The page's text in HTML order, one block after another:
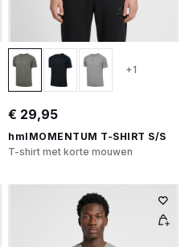
+1
€ 29,95
hmlMOMENTUM T-SHIRT S/S
T-shirt met korte mouwen